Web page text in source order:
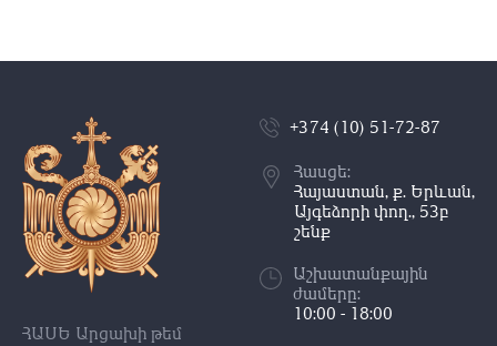
ՀԱՍԵ Արցախի թեմ
+374 (10) 51-72-87
Հասցե:
Հայաստան, ք. Երևան,
Այգեձորի փող., 53բ
շենք
Աշխատանքային
ժամերը:
10:00 - 18:00